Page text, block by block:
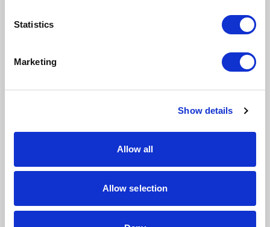
Statistics
Marketing
Show details
Allow all
Allow selection
przytłaczać – filtrowanie jest odpowiedzią na ten
problem, dlatego zacznij z niego korzystać już dziś.
Nie ma tutaj jeszcze żadnego